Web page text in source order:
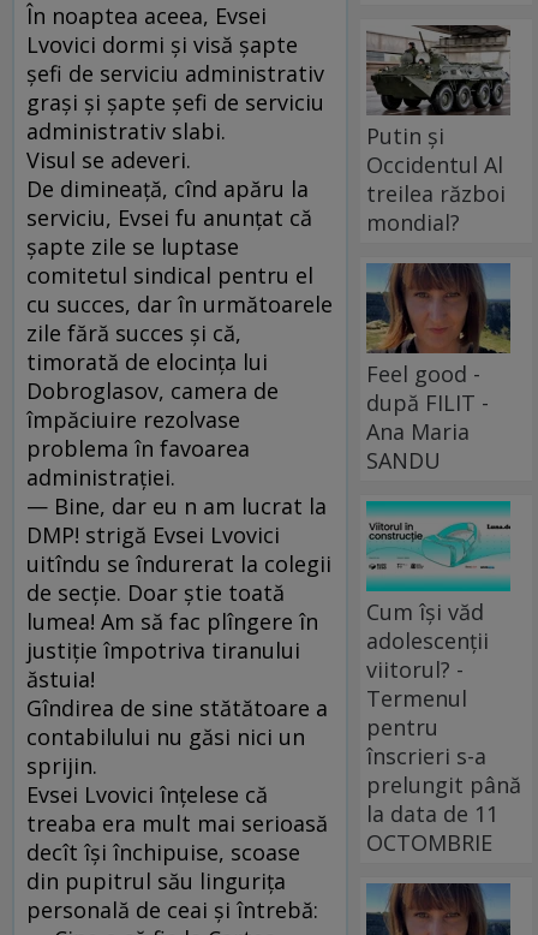
În noaptea aceea, Evsei
Lvovici dormi şi visă şapte
şefi de serviciu administrativ
graşi şi şapte şefi de serviciu
administrativ slabi.
Visul se adeveri.
De dimineaţă, cînd apăru la
serviciu, Evsei fu anunţat că
şapte zile se luptase
comitetul sindical pentru el
cu succes, dar în următoarele
zile fără succes şi că,
timorată de elocinţa lui
Dobroglasov, camera de
împăciuire rezolvase
problema în favoarea
administraţiei.
— Bine, dar eu n am lucrat la
DMP! strigă Evsei Lvovici
uitîndu se îndurerat la colegii
de secţie. Doar ştie toată
lumea! Am să fac plîngere în
justiţie împotriva tiranului
ăstuia!
Gîndirea de sine stătătoare a
contabilului nu găsi nici un
sprijin.
Evsei Lvovici înţelese că
treaba era mult mai serioasă
decît îşi închipuise, scoase
din pupitrul său linguriţa
personală de ceai şi întrebă:
Putin și
Occidentul Al
treilea război
mondial?
Feel good -
după FILIT -
Ana Maria
SANDU
Cum își văd
adolescenții
viitorul? -
Termenul
pentru
înscrieri s-a
prelungit până
la data de 11
OCTOMBRIE